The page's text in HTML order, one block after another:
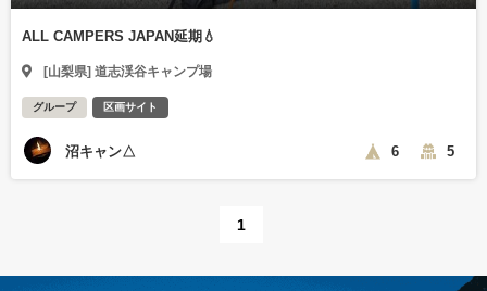
ALL CAMPERS JAPAN延期💧
[山梨県] 道志渓谷キャンプ場
グループ 区画サイト
沼キャン△ 6 5
1